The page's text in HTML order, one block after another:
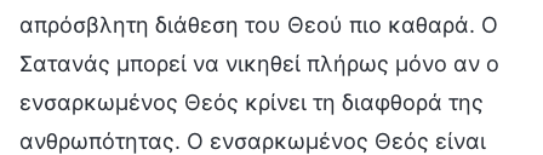
απρόσβλητη διάθεση του Θεού πιο καθαρά. Ο
Σατανάς μπορεί να νικηθεί πλήρως μόνο αν ο
ενσαρκωμένος Θεός κρίνει τη διαφθορά της
ανθρωπότητας. Ο ενσαρκωμένος Θεός είναι